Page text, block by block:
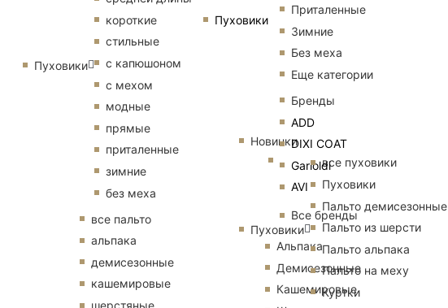
Пуховики
Приталенные
Зимние
Без меха
Еще категории
Бренды
ADD
DIXI COAT
Garioldi
AVI
Все бренды
Альпака
Демисезонные
Кашемировые
Пуховики
короткие
стильные
с капюшоном
с мехом
модные
прямые
приталенные
зимние
без меха
все пальто
альпака
демисезонные
кашемировые
шерстяные
Новинки
Пуховики
все пуховики
Пуховики
Пальто демисезонные
Пальто из шерсти
Пальто альпака
Пальто на меху
Куртки